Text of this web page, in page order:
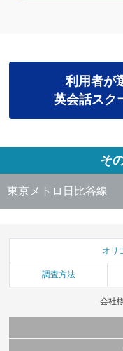
利用者が
英会話スク
そ
東京メトロ日比谷線
オリ
調査方法
会社